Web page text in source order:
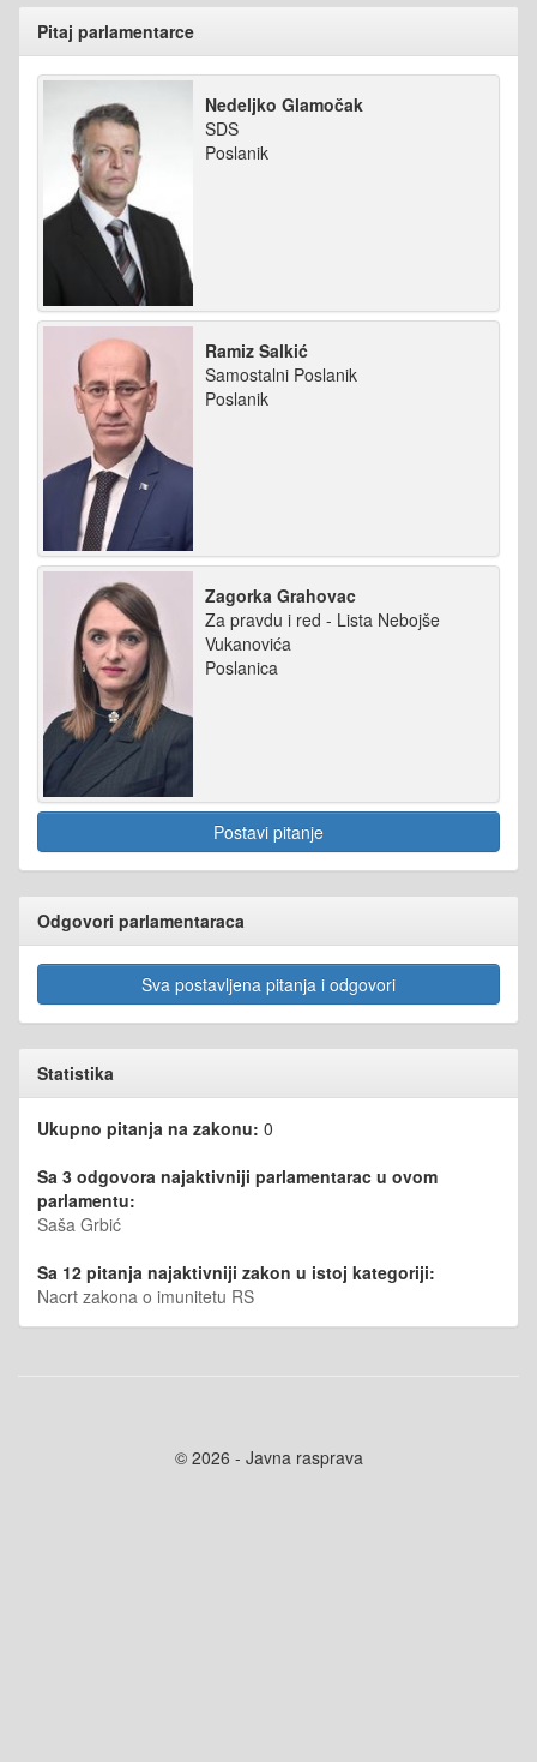
Pitaj parlamentarce
Nedeljko Glamočak
SDS
Poslanik
Ramiz Salkić
Samostalni Poslanik
Poslanik
Zagorka Grahovac
Za pravdu i red - Lista Nebojše
Vukanovića
Poslanica
Postavi pitanje
Odgovori parlamentaraca
Sva postavljena pitanja i odgovori
Statistika
Ukupno pitanja na zakonu: 0
Sa 3 odgovora najaktivniji parlamentarac u ovom
parlamentu:
Saša Grbić
Sa 12 pitanja najaktivniji zakon u istoj kategoriji:
Nacrt zakona o imunitetu RS
© 2026 - Javna rasprava